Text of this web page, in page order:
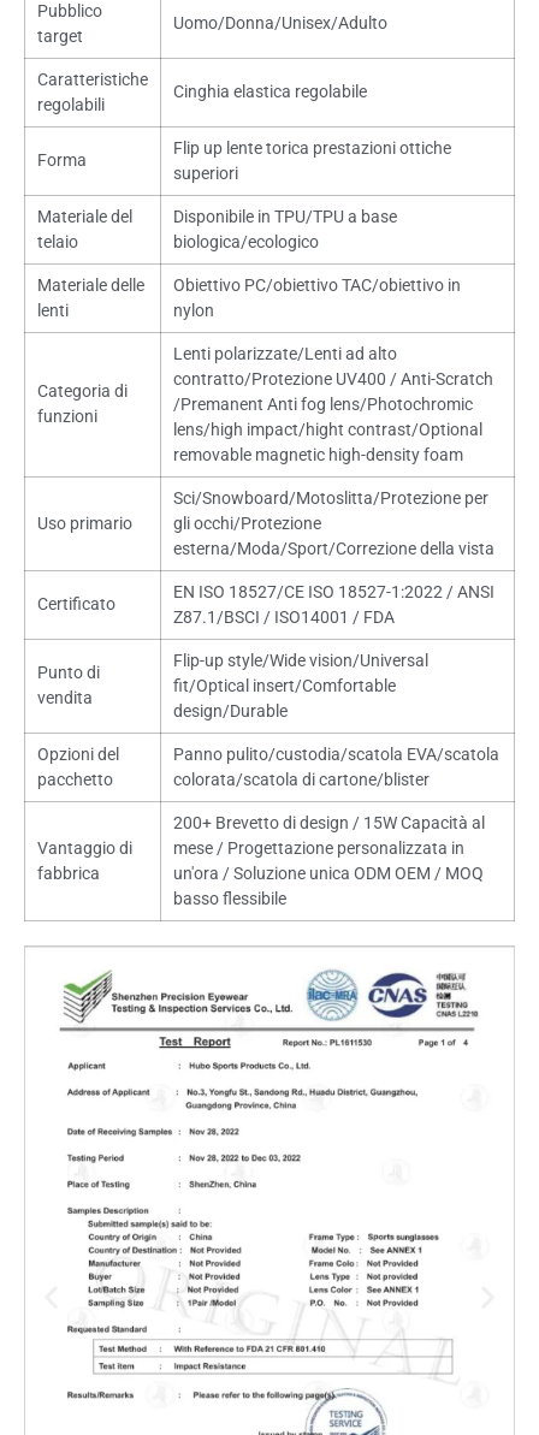
Pubblico
target
Uomo/Donna/Unisex/Adulto
Caratteristiche
regolabili
Cinghia elastica regolabile
Forma
Flip up lente torica prestazioni ottiche
superiori
Materiale del
telaio
Disponibile in TPU/TPU a base
biologica/ecologico
Materiale delle
lenti
Obiettivo PC/obiettivo TAC/obiettivo in
nylon
Categoria di
funzioni
Lenti polarizzate/Lenti ad alto
contratto/Protezione UV400 /Anti-Scratch
/Premanent Anti fog lens/Photochromic
lens/high impact/hight contrast/Optional
removable magnetic high-density foam
Uso primario
Sci/Snowboard/Motoslitta/Protezione per
gli occhi/Protezione
esterna/Moda/Sport/Correzione della vista
Certificato
EN ISO 18527/CE ISO 18527-1:2022 / ANSI
Z87.1/BSCI / ISO14001 / FDA
Punto di
vendita
Flip-up style/Wide vision/Universal
fit/Optical insert/Comfortable
design/Durable
Opzioni del
pacchetto
Panno pulito/custodia/scatola EVA/scatola
colorata/scatola di cartone/blister
Vantaggio di
fabbrica
200+ Brevetto di design / 15W Capacità al
mese / Progettazione personalizzata in
un'ora / Soluzione unica ODM OEM / MOQ
basso flessibile